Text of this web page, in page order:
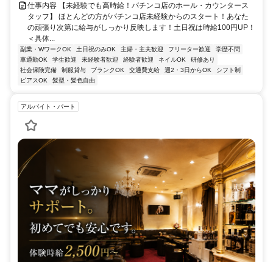
仕事内容 【未経験でも高時給！パチンコ店のホール・カウンタース
タッフ】 ほとんどの方がパチンコ店未経験からのスタート！あなた
の頑張り次第に給与がしっかり反映します！土日祝は時給100円UP！
＜具体...
副業・WワークOK 土日祝のみOK 主婦・主夫歓迎 フリーター歓迎
学歴不問
車通勤OK
学生歓迎 未経験者歓迎 経験者歓迎 ネイルOK
研修あり
社会保険完備
制服貸与 ブランクOK 交通費支給 週2・3日からOK
シフト制
ピアスOK
髪型・髪色自由
アルバイト・パート